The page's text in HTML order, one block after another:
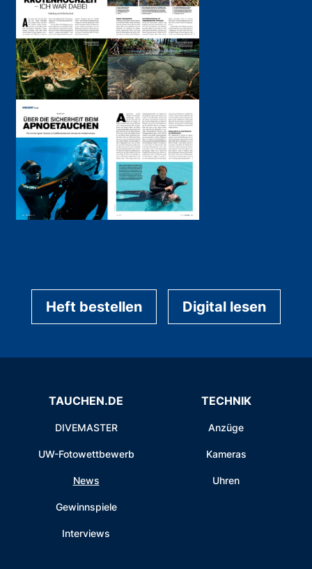
Heft bestellen Digital lesen
TAUCHEN.DE
DIVEMASTER
UW-Fotowettbewerb
News
Gewinnspiele
Interviews
TECHNIK
Anzüge
Kameras
Uhren